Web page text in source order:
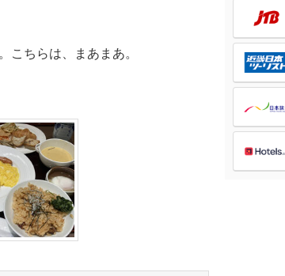
ちらは、まあまあ。